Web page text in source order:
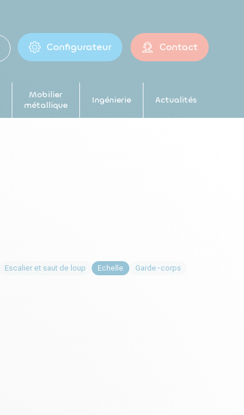
Configurateur Contact
Mobilier
métallique
Ingénierie Actualités
Escalier et saut de loup Echelle
Garde-corps